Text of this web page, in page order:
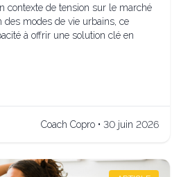
contexte de tension sur le marché
modes de vie urbains, ce
à offrir une solution clé en
Coach Copro • 30 juin 2026